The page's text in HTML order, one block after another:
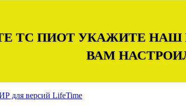
ТС ПИОТ УКАЖИТЕ
ВАМ
для версий LifeTime